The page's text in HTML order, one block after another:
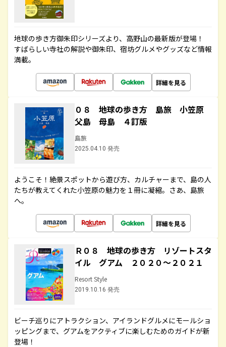
地球の歩き方御朱印シリーズより、高野山の最新版が登場！
すばらしい寺社の解説や御朱印、宿坊グルメやグッズなど情報
満載。
詳細を見る
０８ 地球の歩き方 島旅 小笠原
父島 母島 ４訂版
島旅
2025.04.10 発売
ようこそ！絶景スポットから遊び方、カルチャーまで、島の人
たちが教えてくれた小笠原の魅力を１冊に凝縮。さあ、島旅
へ。
詳細を見る
Ｒ０８ 地球の歩き方 リゾートスタ
イル グアム ２０２０～２０２１
Resort Style
2019.10.16 発売
ビーチ巡りにアトラクション、アイランドグルメにモールショ
ッピングまで、グアムをアクティブに楽しむためのガイドが新
登場！